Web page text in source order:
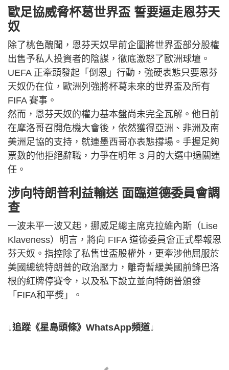
歐足協威脅杯葛世界盃 誓要逼走恩芬天
奴
除了桃色醜聞，恩芬天奴早前企圖將世界盃部分股權
出售予私人投資者的陰謀，徹底激怒了歐洲球壇。
UEFA 正牽頭發起「倒恩」行動，強硬表態只要恩芬
天奴仍在位，歐洲列強將杯葛未來的世界盃及所有
FIFA 賽事。
然而，恩芬天奴的權力基本盤尚未完全瓦解。他日前
在摩洛哥召開危機大會後，依然獲得亞洲、非洲及南
美洲足協的支持，就連墨西哥亦表態撐場。手握足夠
票數的他拒絕辭職，力爭在明年 3 月的大選中過關連
任。
涉向特朗普利益輸送 面臨道德委員會調
查
一波未平一波又起，挪威足總主席克拉維內斯（Lise
Klaveness）明言，將向 FIFA 道德委員會正式舉報恩
芬天奴。指控除了私售世盃股權外，更牽涉他屈服於
美國總統特朗普的政治壓力，離奇暫緩美國前鋒巴洛
根的紅牌停賽令，以及私下設立並向特朗普頒發
「FIFA和平獎」。
↓追蹤《星島頭條》WhatsApp頻道↓